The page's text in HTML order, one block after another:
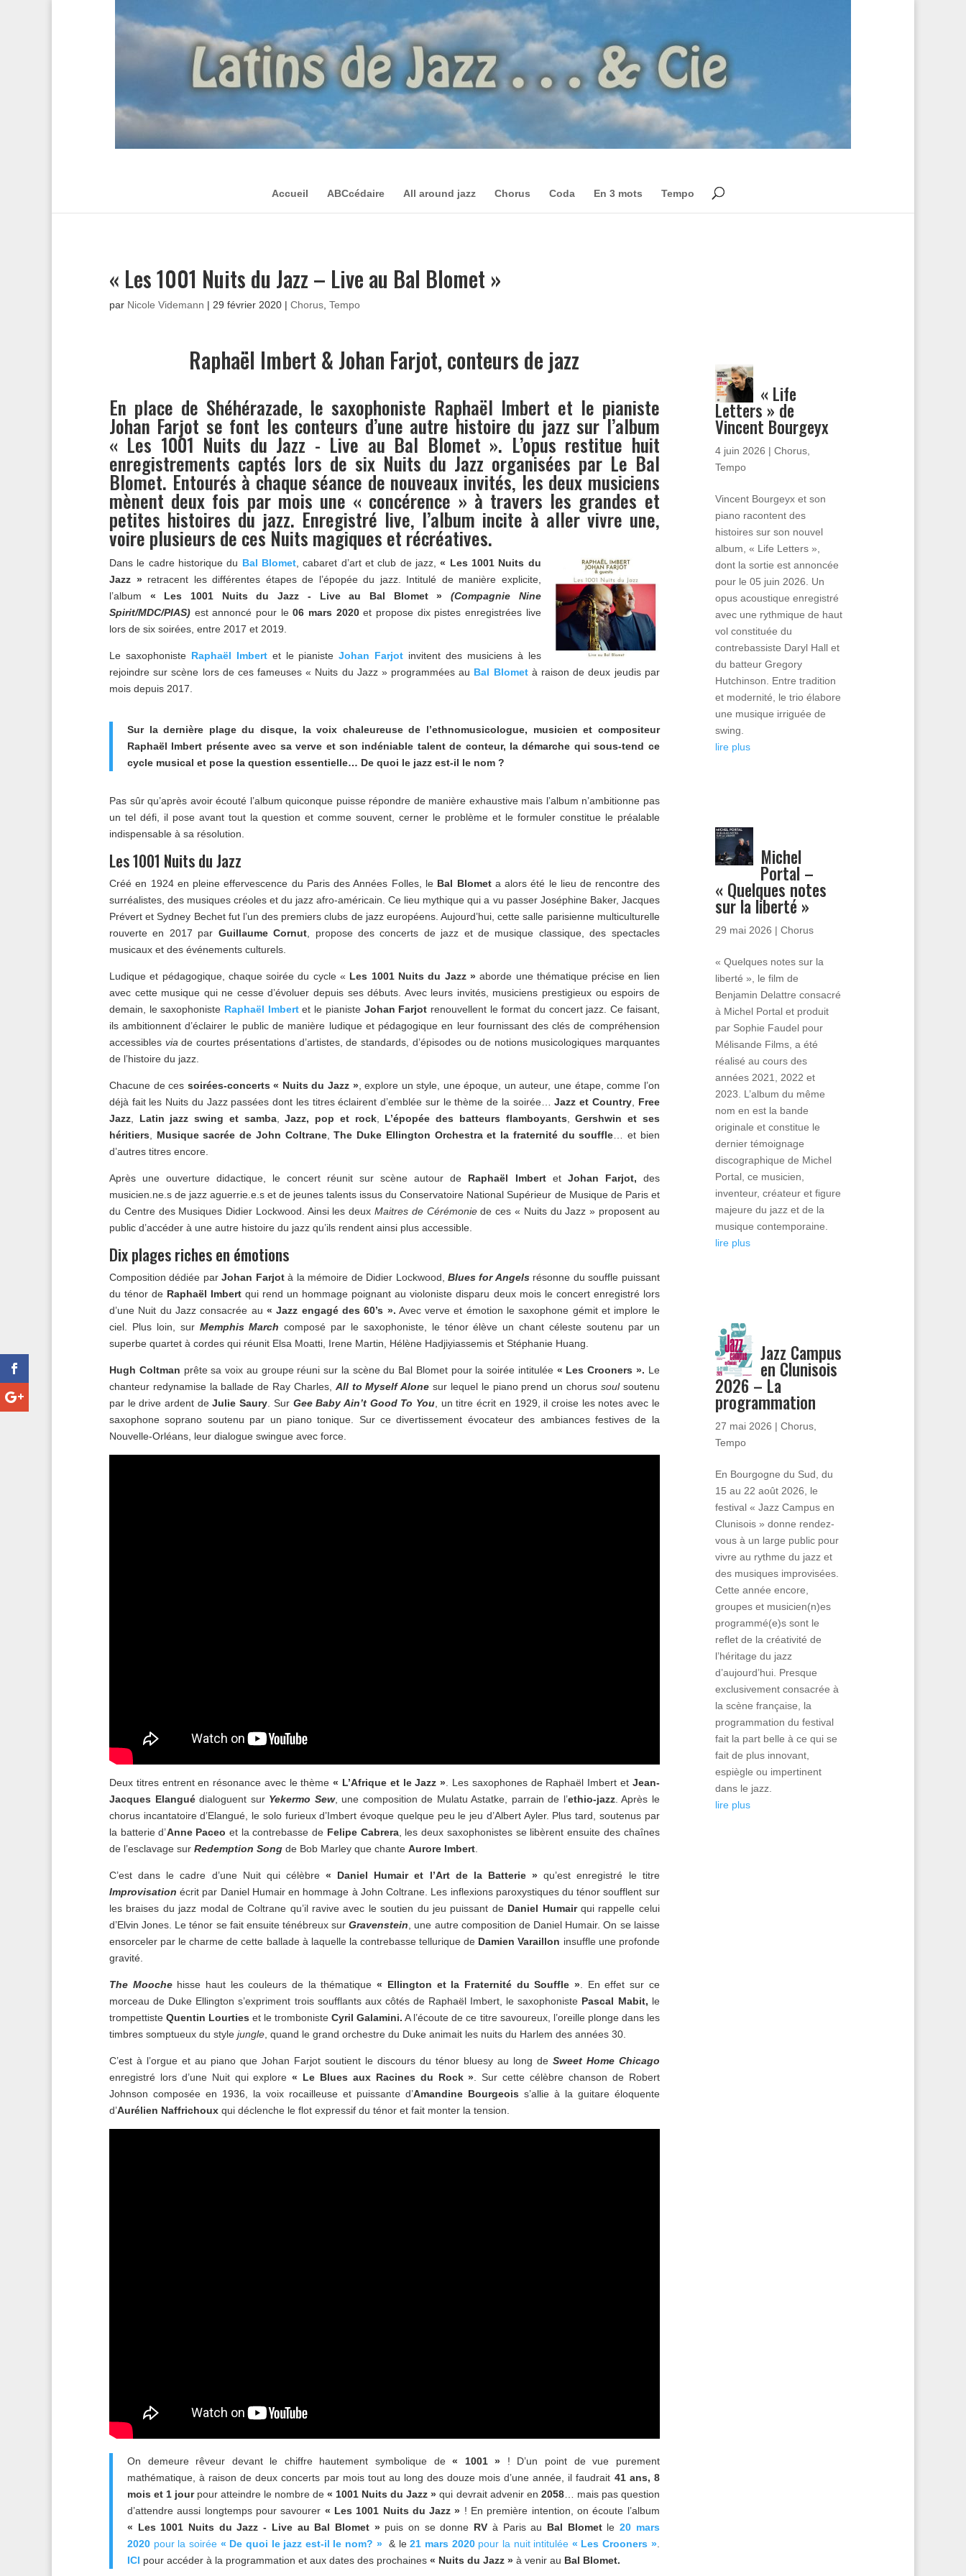
Accueil ABCcédaire All around jazz Chorus Coda En 3 mots Tempo
« Les 1001 Nuits du Jazz – Live au Bal Blomet »
par Nicole Videmann | 29 février 2020 | Chorus Tempo
Raphaël Imbert & Johan Farjot, conteurs de jazz
En place de Shéhérazade, le saxophoniste Raphaël Imbert et le pianiste
Johan Farjot se font les conteurs d’une autre histoire du jazz sur l’album
« Les 1001 Nuits du Jazz - Live au Bal Blomet ». L’opus restitue huit
enregistrements captés lors de six Nuits du Jazz organisées par Le Bal
Blomet. Entourés à chaque séance de nouveaux invités, les deux musiciens
mènent deux fois par mois une « concérence » à travers les grandes et
petites histoires du jazz. Enregistré live, l’album incite à aller vivre une,
voire plusieurs de ces Nuits magiques et récréatives.
Dans le cadre historique du Bal Blomet , cabaret d’art et club de jazz,« Les 1001 Nuits du
Jazz »retracent les différentes étapes de l’épopée du jazz. Intitulé de manière explicite,
l’album « Les 1001 Nuits du Jazz - Live au Bal Blomet » (Compagnie Nine
Spirit/MDC/PIAS) est annoncé pour le06 mars 2020et propose dix pistes enregistrées live
lors de six soirées, entre 2017 et 2019.
Le saxophonisteRaphaël Imbertet le pianisteJohan Farjot invitent des musiciens à les
rejoindre sur scène lors de ces fameuses « Nuits du Jazz » programmées au Bal Blometà raison de deux jeudis par
mois depuis 2017.
Sur la dernière plage du disque, la voix chaleureuse de l’ethnomusicologue, musicien et compositeur
Raphaël Imbert présente avec sa verve et son indéniable talent de conteur, la démarche qui sous-tend ce
cycle musical et pose la question essentielle… De quoi le jazz est-il le nom ?
Pas sûr qu’après avoir écouté l’album quiconque puisse répondre de manière exhaustive mais l’album n’ambitionne pas
un tel défi, il pose avant tout la question et comme souvent, cerner le problème et le formuler constitue le préalable
indispensable à sa résolution.
Les 1001 Nuits du Jazz
Créé en 1924 en pleine effervescence du Paris des Années Folles, le Bal Blometa alors été le lieu de rencontre des
surréalistes, des musiques créoles et du jazz afro-américain. Ce lieu mythique qui a vu passer Joséphine Baker, Jacques
Prévert et Sydney Bechet fut l’un des premiers clubs de jazz européens. Aujourd’hui, cette salle parisienne multiculturelle
rouverte en 2017 par Guillaume Cornut , propose des concerts de jazz et de musique classique, des spectacles
musicaux et des événements culturels.
Ludique et pédagogique, chaque soirée du cycle « Les 1001 Nuits du Jazz »aborde une thématique précise en lien
avec cette musique qui ne cesse d’évoluer depuis ses débuts. Avec leurs invités, musiciens prestigieux ou espoirs de
demain, le saxophoniste Raphaël Imbert et le pianiste Johan Farjot renouvellent le format du concert jazz. Ce faisant,
ils ambitionnent d’éclairer le public de manière ludique et pédagogique en leur fournissant des clés de compréhension
accessibles via de courtes présentations d’artistes, de standards, d’épisodes ou de notions musicologiques marquantes
de l’histoire du jazz.
Chacune de ces soirées-concerts « Nuits du Jazz », explore un style, une époque, un auteur, une étape, comme l’on
déjà fait les Nuits du Jazz passées dont les titres éclairent d’emblée sur le thème de la soirée…Jazz et Country, Free
Jazz
Latin jazz swing et samba,Jazz, pop et rock, L’épopée des batteurs flamboyants ,Gershwin et ses
héritiers
Musique sacrée de John Coltrane,The Duke Ellington Orchestra et la fraternité du souffle … et bien
d’autres titres encore.
Après une ouverture didactique, le concert réunit sur scène autour de Raphaël Imbertet Johan Farjot, des
musicien.ne.s de jazz aguerrie.e.s et de jeunes talents issus du Conservatoire National Supérieur de Musique de Paris et
du Centre des Musiques Didier Lockwood. Ainsi les deuxMaitres de Cérémoniede ces « Nuits du Jazz » proposent au
public d’accéder à une autre histoire du jazz qu’ils rendent ainsi plus accessible.
Dix plages riches en émotions
Composition dédiée parJohan Farjotà la mémoire de Didier Lockwood, Blues for Angelsrésonne du souffle puissant
du ténor de Raphaël Imbert qui rend un hommage poignant au violoniste disparu deux mois le concert enregistré lors
d’une Nuit du Jazz consacrée au « Jazz engagé des 60’s ». Avec verve et émotion le saxophone gémit et implore le
ciel. Plus loin, sur Memphis March composé par le saxophoniste, le ténor élève un chant céleste soutenu par un
superbe quartet à cordes qui réunit Elsa Moatti, Irene Martin, Hélène Hadjiyiassemis et Stéphanie Huang.
Hugh Coltman prête sa voix au groupe réuni sur la scène du Bal Blomet pour la soirée intitulée « Les Crooners ». Le
chanteur redynamise la ballade de Ray Charles, All to Myself Alone sur lequel le piano prend un chorus soulsoutenu
par le drive ardent deJulie Saury . Sur Gee Baby Ain’t Good To You , un titre écrit en 1929, il croise les notes avec le
saxophone soprano soutenu par un piano tonique. Sur ce divertissement évocateur des ambiances festives de la
Nouvelle-Orléans, leur dialogue swingue avec force.
Deux titres entrent en résonance avec le thème« L’Afrique et le Jazz » . Les saxophones de Raphaël Imbert et Jean-
Jacques Elanguédialoguent sur Yekermo Sew, une composition de Mulatu Astatke, parrain de l’ethio-jazz. Après le
chorus incantatoire d’Elangué, le solo furieux d’Imbert évoque quelque peu le jeu d’Albert Ayler. Plus tard, soutenus par
la batterie d’Anne Paceo et la contrebasse de Felipe Cabrera, les deux saxophonistes se libèrent ensuite des chaînes
de l’esclavage sur Redemption Song de Bob Marley que chante Aurore Imbert
C’est dans le cadre d’une Nuit qui célèbre« Daniel Humair et l’Art de la Batterie » qu’est enregistré le titre
Improvisation écrit par Daniel Humair en hommage à John Coltrane. Les inflexions paroxystiques du ténor soufflent sur
les braises du jazz modal de Coltrane qu’il ravive avec le soutien du jeu puissant de Daniel Humairqui rappelle celui
d’Elvin Jones. Le ténor se fait ensuite ténébreux surGravenstein , une autre composition de Daniel Humair. On se laisse
ensorceler par le charme de cette ballade à laquelle la contrebasse tellurique de Damien Varaillon insuffle une profonde
gravité.
The Moochehisse haut les couleurs de la thématique« Ellington et la Fraternité du Souffle ». En effet sur ce
morceau de Duke Ellington s’expriment trois soufflants aux côtés de Raphaël Imbert, le saxophoniste Pascal Mabit, le
trompettisteQuentin Lourties et le trombonisteCyril Galamini. A l’écoute de ce titre savoureux, l’oreille plonge dans les
timbres somptueux du style jungle , quand le grand orchestre du Duke animait les nuits du Harlem des années 30.
C’est à l’orgue et au piano que Johan Farjot soutient le discours du ténor bluesy au long de Sweet Home Chicago
enregistré lors d’une Nuit qui explore« Le Blues aux Racines du Rock » . Sur cette célèbre chanson de Robert
Johnson composée en 1936, la voix rocailleuse et puissante d’Amandine Bourgeois s’allie à la guitare éloquente
d’Aurélien Naffrichoux qui déclenche le flot expressif du ténor et fait monter la tension.
On demeure rêveur devant le chiffre hautement symbolique de« 1001 » ! D’un point de vue purement
mathématique, à raison de deux concerts par mois tout au long des douze mois d’une année, il faudrait 41 ans, 8
mois et 1 jourpour atteindre le nombre de« 1001 Nuits du Jazz » qui devrait advenir en 2058… mais pas question
d’attendre aussi longtemps pour savourer « Les 1001 Nuits du Jazz » ! En première intention, on écoute l’album
« Les 1001 Nuits du Jazz - Live au Bal Blomet »puis on se donne RV à Paris au Bal Blometle20 mars
2020 pour la soirée « De quoi le jazz est-il le nom? » & le21 mars 2020pour la nuit intitulée « Les Crooners ».
ICI pour accéder à la programmation et aux dates des prochaines « Nuits du Jazz » à venir au Bal Blomet.
« Life
Letters » de
Vincent Bourgeyx
4 juin 2026 | Chorus,
Tempo
Vincent Bourgeyx et son
piano racontent des
histoires sur son nouvel
album, « Life Letters »,
dont la sortie est annoncée
pour le 05 juin 2026. Un
opus acoustique enregistré
avec une rythmique de haut
vol constituée du
contrebassiste Daryl Hall et
du batteur Gregory
Hutchinson. Entre tradition
et modernité, le trio élabore
une musique irriguée de
swing.
lire plus
Michel
Portal –
« Quelques notes
sur la liberté »
29 mai 2026 | Chorus
« Quelques notes sur la
liberté », le film de
Benjamin Delattre consacré
à Michel Portal et produit
par Sophie Faudel pour
Mélisande Films, a été
réalisé au cours des
années 2021, 2022 et
2023. L’album du même
nom en est la bande
originale et constitue le
dernier témoignage
discographique de Michel
Portal, ce musicien,
inventeur, créateur et figure
majeure du jazz et de la
musique contemporaine.
lire plus
Jazz Campus
en Clunisois
2026 – La
programmation
27 mai 2026 | Chorus,
Tempo
En Bourgogne du Sud, du
15 au 22 août 2026, le
festival « Jazz Campus en
Clunisois » donne rendez-
vous à un large public pour
vivre au rythme du jazz et
des musiques improvisées.
Cette année encore,
groupes et musicien(n)es
programmé(e)s sont le
reflet de la créativité de
l’héritage du jazz
d’aujourd’hui. Presque
exclusivement consacrée à
la scène française, la
programmation du festival
fait la part belle à ce qui se
fait de plus innovant,
espiègle ou impertinent
dans le jazz.
lire plus